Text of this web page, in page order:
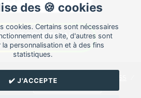
des 🍪 cookies
cookies. Certains sont nécessaires
du site, d'autres sont
la personnalisation et à des fins
statistiques.
✔️ J'ACCEPTE
de Oumy créé sur